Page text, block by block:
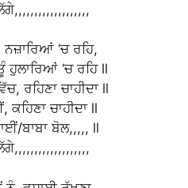
‘ਚ ਰਹਿ,
ਹੁਲਾਰਿਆਂ ‘ਚ ਰਹਿ ll
ਰਹਿਣਾ ਚਾਹੀਦਾ ll
ਚਾਹੀਦਾ ll
ਬਾਬਾ ਬੋਲ,,,,, ll